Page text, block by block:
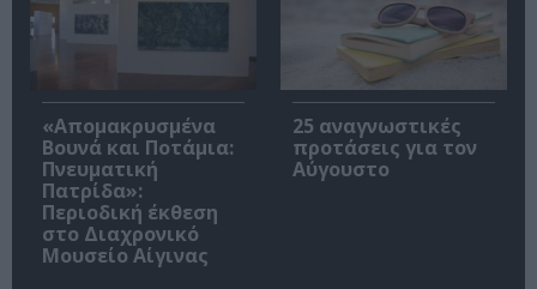
«Απομακρυσμένα
Βουνά και Ποτάμια:
Πνευματική
Πατρίδα»:
Περιοδική έκθεση
στο Διαχρονικό
Μουσείο Αίγινας
25 αναγνωστικές
προτάσεις για τον
Αύγουστο